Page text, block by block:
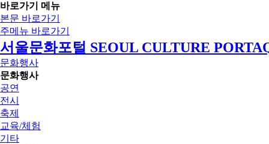
바로가기 메뉴
본문 바로가기
주메뉴 바로가기
서울문화포털 SEOUL CULTURE
문화행사
문화행사
공연
전시
축제
교육/체험
기타